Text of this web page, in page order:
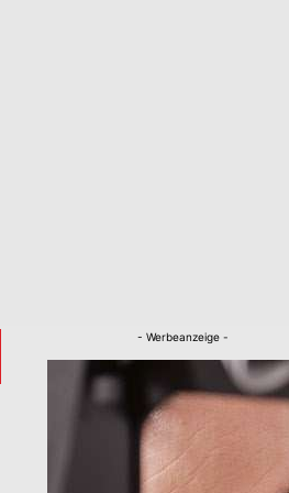
Kaiserslautern
- Werbeanzeige -